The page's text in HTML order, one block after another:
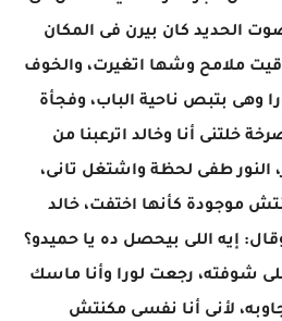
الحديد كان بيرن فى المكان
ملامح وشها اتغيرت، والخوف
وهى بتبص ناحية الباب، وفجأة
خلتنى أنا وخالد اترعبنا من
النور طفى لحظة واشتغل تانى،
موجودة كأنها اختفت، خالد
إيه اللى بيحصل ده يا حميدو؟
شوفته، رجعت لورا وأنا ماسك
لأنى أنا نفسى مكنتش